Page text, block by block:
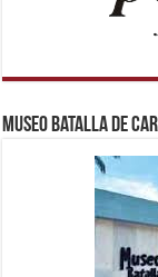
Museo Batalla de